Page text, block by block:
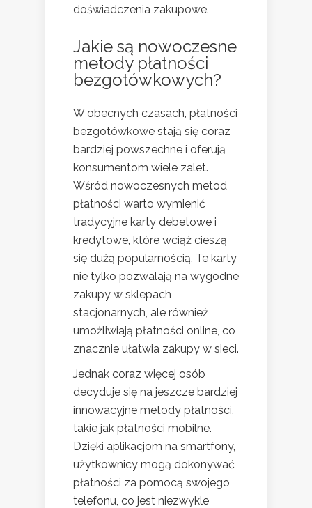
doświadczenia zakupowe.
Jakie są nowoczesne
metody płatności
bezgotówkowych?
W obecnych czasach, płatności
bezgotówkowe stają się coraz
bardziej powszechne i oferują
konsumentom wiele zalet.
Wśród nowoczesnych metod
płatności warto wymienić
tradycyjne karty debetowe i
kredytowe, które wciąż cieszą
się dużą popularnością. Te karty
nie tylko pozwalają na wygodne
zakupy w sklepach
stacjonarnych, ale również
umożliwiają płatności online, co
znacznie ułatwia zakupy w sieci.
Jednak coraz więcej osób
decyduje się na jeszcze bardziej
innowacyjne metody płatności,
takie jak płatności mobilne.
Dzięki aplikacjom na smartfony,
użytkownicy mogą dokonywać
płatności za pomocą swojego
telefonu, co jest niezwykle